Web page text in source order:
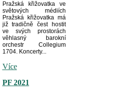
Pražská křižovatka ve
světových médiích
Pražská křižovatka má
již tradičně čest hostit
ve svých prostorách
věhlasný barokní
orchestr Collegium
1704. Koncerty...
Více
PF 2021